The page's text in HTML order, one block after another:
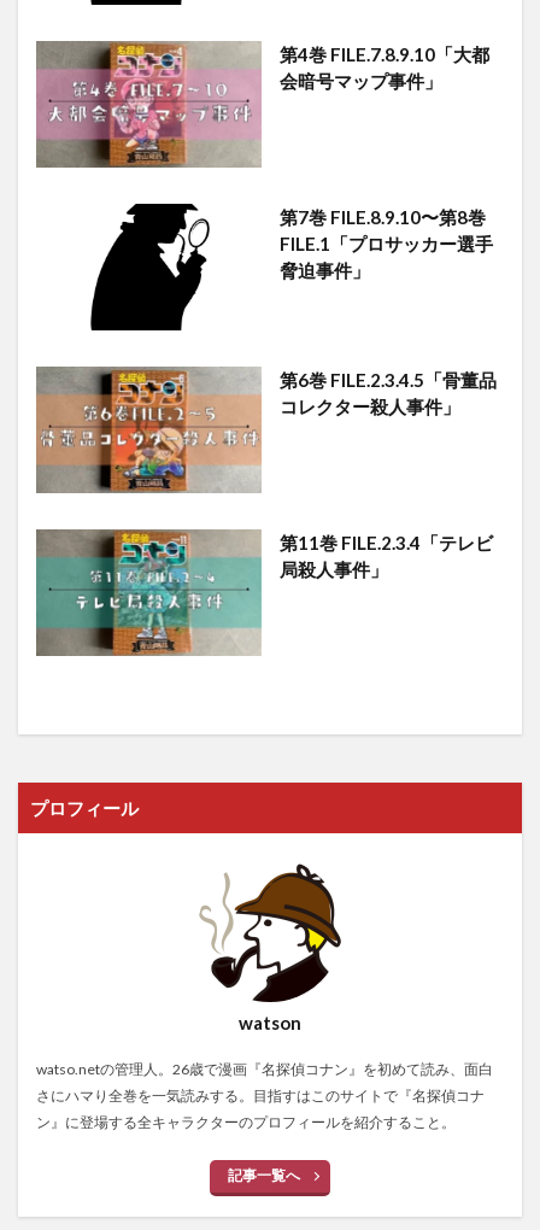
第4巻 FILE.7.8.9.10「大都
会暗号マップ事件」
第7巻 FILE.8.9.10〜第8巻
FILE.1「プロサッカー選手
脅迫事件」
第6巻 FILE.2.3.4.5「骨董品
コレクター殺人事件」
第11巻 FILE.2.3.4「テレビ
局殺人事件」
プロフィール
watson
watso.netの管理人。26歳で漫画『名探偵コナン』を初めて読み、面白
さにハマり全巻を一気読みする。目指すはこのサイトで『名探偵コナ
ン』に登場する全キャラクターのプロフィールを紹介すること。
記事一覧へ